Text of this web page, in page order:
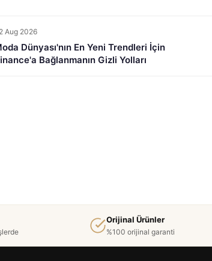
Aug 2026
Dünyası'nın En Yeni Trendleri İçin
Bağlanmanın Gizli Yolları
Orijinal Ürünler
%100 orijinal garanti